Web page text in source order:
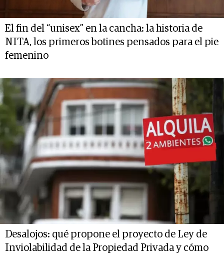
El fin del “unisex” en la cancha: la historia de
NITA, los primeros botines pensados para el pie
femenino
Desalojos: qué propone el proyecto de Ley de
Inviolabilidad de la Propiedad Privada y cómo